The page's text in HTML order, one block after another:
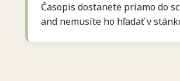
Časopis dostanete priamo do
and nemusíte ho hľadať v